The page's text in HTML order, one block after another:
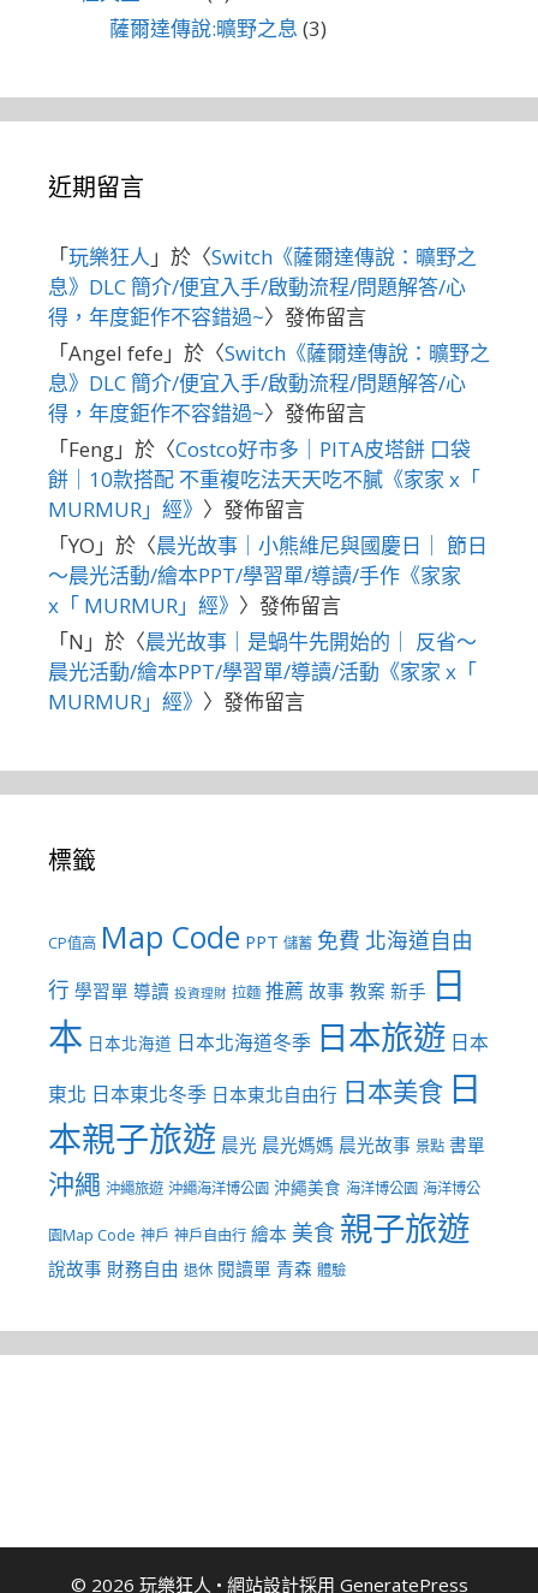
薩爾達傳說:曠野之息 (3)
近期留言
「玩樂狂人 」於〈Switch《薩爾達傳說：曠野之
息》DLC 簡介/便宜入手/啟動流程/問題解答/心
得，年度鉅作不容錯過~〉發佈留言
「Angel fefe 」於〈Switch《薩爾達傳說：曠野之
息》DLC 簡介/便宜入手/啟動流程/問題解答/心
得，年度鉅作不容錯過~〉發佈留言
「Feng」於〈Costco好市多｜PITA皮塔餅 口袋
餅｜10款搭配 不重複吃法天天吃不膩《家家 x「
MURMUR」經》 〉發佈留言
「YO 」於〈晨光故事｜小熊維尼與國慶日｜ 節日
～晨光活動/繪本PPT/學習單/導讀/手作《家家
x「 MURMUR」經》 〉發佈留言
「N 」於〈晨光故事｜是蝸牛先開始的｜ 反省～
晨光活動/繪本PPT/學習單/導讀/活動《家家 x「
MURMUR」經》 〉發佈留言
標籤
CP值高 Map Code PPT 儲蓄 免費 北海道自由
行 學習單 導讀 投資理財 拉麵 推薦 故事 教案 新手 日
本 日本北海道 日本北海道冬季 日本旅遊 日本
東北 日本東北冬季 日本東北自由行 日本美食 日
本親子旅遊 晨光 晨光媽媽 晨光故事 景點 書單
沖繩 沖繩旅遊 沖繩海洋博公園 沖繩美食 海洋博公園 海洋博公
園Map Code 神戶 神戶自由行 繪本 美食 親子旅遊
說故事 財務自由 退休 閱讀單 青森 體驗
© 2026 玩樂狂人 • 網站設計採用 GeneratePress